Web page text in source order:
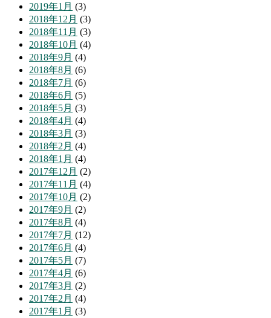
2019年1月 (3)
2018年12月 (3)
2018年11月 (3)
2018年10月 (4)
2018年9月 (4)
2018年8月 (6)
2018年7月 (6)
2018年6月 (5)
2018年5月 (3)
2018年4月 (4)
2018年3月 (3)
2018年2月 (4)
2018年1月 (4)
2017年12月 (2)
2017年11月 (4)
2017年10月 (2)
2017年9月 (2)
2017年8月 (4)
2017年7月 (12)
2017年6月 (4)
2017年5月 (7)
2017年4月 (6)
2017年3月 (2)
2017年2月 (4)
2017年1月 (3)